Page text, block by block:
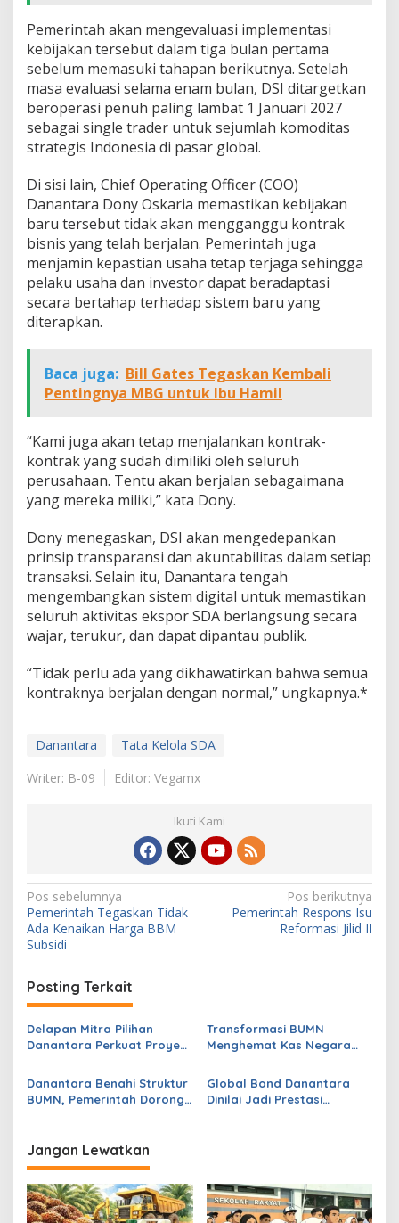
Pemerintah akan mengevaluasi implementasi
kebijakan tersebut dalam tiga bulan pertama
sebelum memasuki tahapan berikutnya. Setelah
masa evaluasi selama enam bulan, DSI ditargetkan
beroperasi penuh paling lambat 1 Januari 2027
sebagai single trader untuk sejumlah komoditas
strategis Indonesia di pasar global.
Di sisi lain, Chief Operating Officer (COO)
Danantara Dony Oskaria memastikan kebijakan
baru tersebut tidak akan mengganggu kontrak
bisnis yang telah berjalan. Pemerintah juga
menjamin kepastian usaha tetap terjaga sehingga
pelaku usaha dan investor dapat beradaptasi
secara bertahap terhadap sistem baru yang
diterapkan.
Baca juga: Bill Gates Tegaskan Kembali
Pentingnya MBG untuk Ibu Hamil
“Kami juga akan tetap menjalankan kontrak-
kontrak yang sudah dimiliki oleh seluruh
perusahaan. Tentu akan berjalan sebagaimana
yang mereka miliki,” kata Dony.
Dony menegaskan, DSI akan mengedepankan
prinsip transparansi dan akuntabilitas dalam setiap
transaksi. Selain itu, Danantara tengah
mengembangkan sistem digital untuk memastikan
seluruh aktivitas ekspor SDA berlangsung secara
wajar, terukur, dan dapat dipantau publik.
“Tidak perlu ada yang dikhawatirkan bahwa semua
kontraknya berjalan dengan normal,” ungkapnya.*
Danantara
Tata Kelola SDA
Writer: B-09
Editor: Vegamx
Ikuti Kami
N
a
v
i
g
a
s
i
p
s
Pos sebelumnya
Pemerintah Tegaskan Tidak
Ada Kenaikan Harga BBM
Subsidi
Pos berikutnya
Pemerintah Respons Isu
Reformasi Jilid II
Posting Terkait
Delapan Mitra Pilihan
Danantara Perkuat Proyek
Transformasi BUMN
Menghemat Kas Negara
Danantara Benahi Struktur
BUMN, Pemerintah Dorong
Global Bond Danantara
Dinilai Jadi Prestasi
Jangan Lewatkan